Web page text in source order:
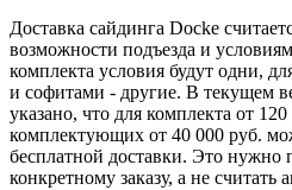
Доставка сайдинга Docke
возможности подъезда и
комплекта условия будут одни,
и софитами - другие. В текущем
указано, что для комплекта от
комплектующих от 40 000 руб.
бесплатной доставки. Это нужно
конкретному заказу, а не